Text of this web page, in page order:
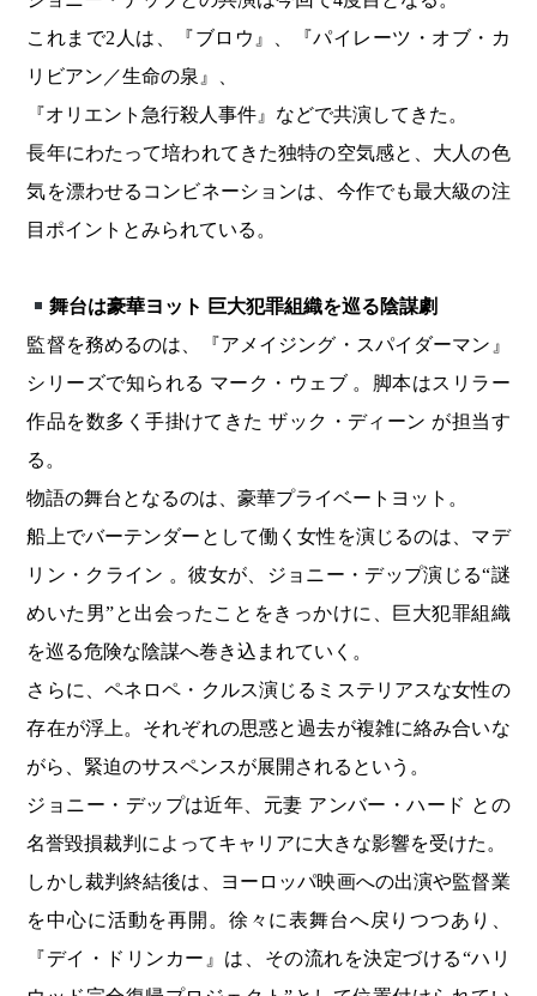
これまで2人は、『ブロウ』、『パイレーツ・オブ・カ
リビアン／生命の泉』、
『オリエント急行殺人事件』などで共演してきた。
長年にわたって培われてきた独特の空気感と、大人の色
気を漂わせるコンビネーションは、今作でも最大級の注
目ポイントとみられている。
舞台は豪華ヨット 巨大犯罪組織を巡る陰謀劇
監督を務めるのは、『アメイジング・スパイダーマン』
シリーズで知られる マーク・ウェブ 。脚本はスリラー
作品を数多く手掛けてきた ザック・ディーン が担当す
る。
物語の舞台となるのは、豪華プライベートヨット。
船上でバーテンダーとして働く女性を演じるのは、マデ
リン・クライン 。彼女が、ジョニー・デップ演じる“謎
めいた男”と出会ったことをきっかけに、巨大犯罪組織
を巡る危険な陰謀へ巻き込まれていく。
さらに、ペネロペ・クルス演じるミステリアスな女性の
存在が浮上。それぞれの思惑と過去が複雑に絡み合いな
がら、緊迫のサスペンスが展開されるという。
ジョニー・デップは近年、元妻 アンバー・ハード との
名誉毀損裁判によってキャリアに大きな影響を受けた。
しかし裁判終結後は、ヨーロッパ映画への出演や監督業
を中心に活動を再開。徐々に表舞台へ戻りつつあり、
『デイ・ドリンカー』は、その流れを決定づける“ハリ